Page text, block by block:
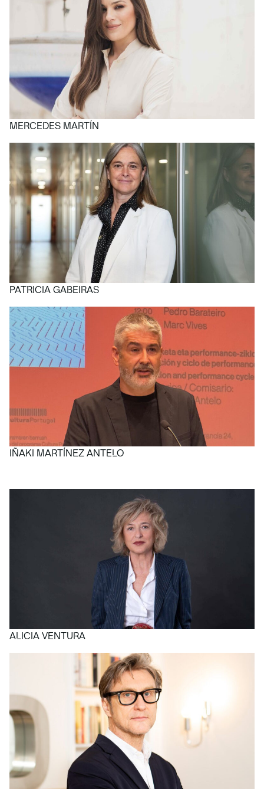
MERCEDES MARTÍN
PATRICIA GABEIRAS
IÑAKI MARTÍNEZ ANTELO
ALICIA VENTURA